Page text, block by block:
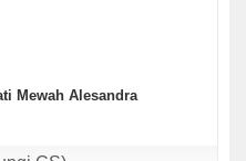
Mewah Alesandra